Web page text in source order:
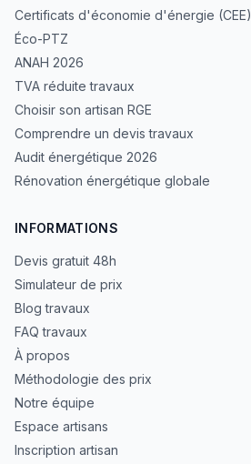
Certificats d'économie d'énergie (CEE)
Éco-PTZ
ANAH 2026
TVA réduite travaux
Choisir son artisan RGE
Comprendre un devis travaux
Audit énergétique 2026
Rénovation énergétique globale
INFORMATIONS
Devis gratuit 48h
Simulateur de prix
Blog travaux
FAQ travaux
À propos
Méthodologie des prix
Notre équipe
Espace artisans
Inscription artisan